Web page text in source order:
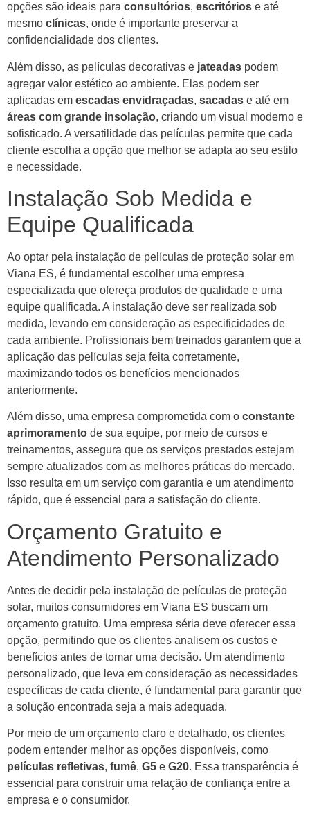
opções são ideais para consultórios, escritórios e até
mesmo clínicas, onde é importante preservar a
confidencialidade dos clientes.
Além disso, as películas decorativas e jateadas podem
agregar valor estético ao ambiente. Elas podem ser
aplicadas em escadas envidraçadas, sacadas e até em
áreas com grande insolação, criando um visual moderno e
sofisticado. A versatilidade das películas permite que cada
cliente escolha a opção que melhor se adapta ao seu estilo
e necessidade.
Instalação Sob Medida e
Equipe Qualificada
Ao optar pela instalação de películas de proteção solar em
Viana ES, é fundamental escolher uma empresa
especializada que ofereça produtos de qualidade e uma
equipe qualificada. A instalação deve ser realizada sob
medida, levando em consideração as especificidades de
cada ambiente. Profissionais bem treinados garantem que a
aplicação das películas seja feita corretamente,
maximizando todos os benefícios mencionados
anteriormente.
Além disso, uma empresa comprometida com o constante
aprimoramento de sua equipe, por meio de cursos e
treinamentos, assegura que os serviços prestados estejam
sempre atualizados com as melhores práticas do mercado.
Isso resulta em um serviço com garantia e um atendimento
rápido, que é essencial para a satisfação do cliente.
Orçamento Gratuito e
Atendimento Personalizado
Antes de decidir pela instalação de películas de proteção
solar, muitos consumidores em Viana ES buscam um
orçamento gratuito. Uma empresa séria deve oferecer essa
opção, permitindo que os clientes analisem os custos e
benefícios antes de tomar uma decisão. Um atendimento
personalizado, que leva em consideração as necessidades
específicas de cada cliente, é fundamental para garantir que
a solução encontrada seja a mais adequada.
Por meio de um orçamento claro e detalhado, os clientes
podem entender melhor as opções disponíveis, como
películas refletivas, fumê, G5 e G20. Essa transparência é
essencial para construir uma relação de confiança entre a
empresa e o consumidor.